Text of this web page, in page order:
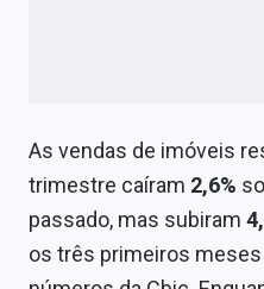
As vendas de imóveis
trimestre caíram 2,6%
passado, mas subiram
os três primeiros